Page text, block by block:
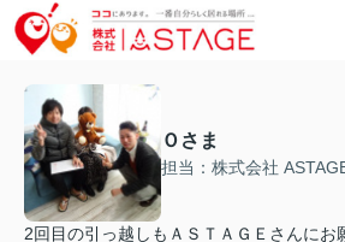
Ｏさま
担当：株式会社
2回目の引っ越しもＡＳＴＡＧＥさんにお